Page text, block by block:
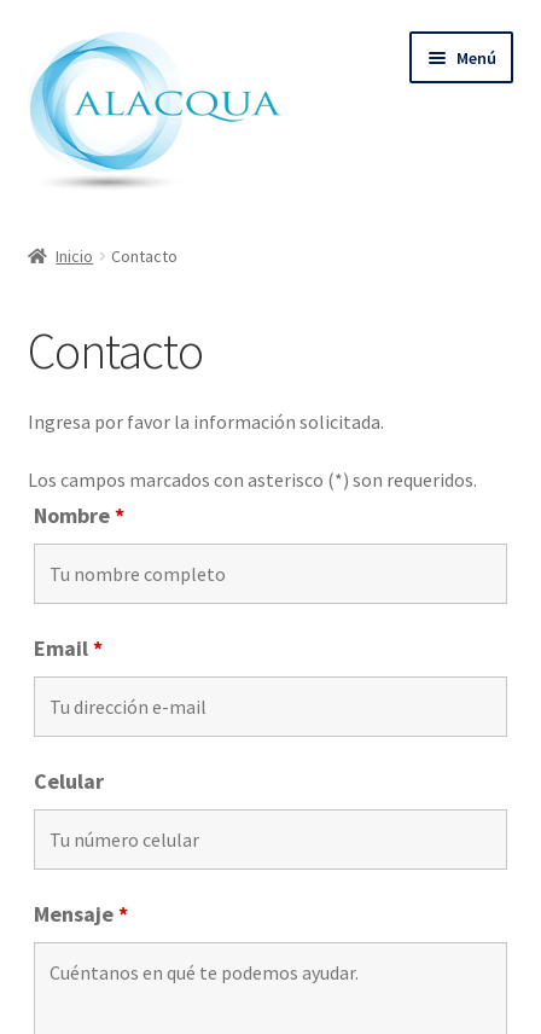
la
navegación
al
contenido
Menú
Quienes Somos
Contacto
Inicio Contacto
Contacto
Ingresa por favor la información solicitada.
Los campos marcados con asterisco (*) son requeridos.
Nombre*
Email*
Celular
Mensaje*